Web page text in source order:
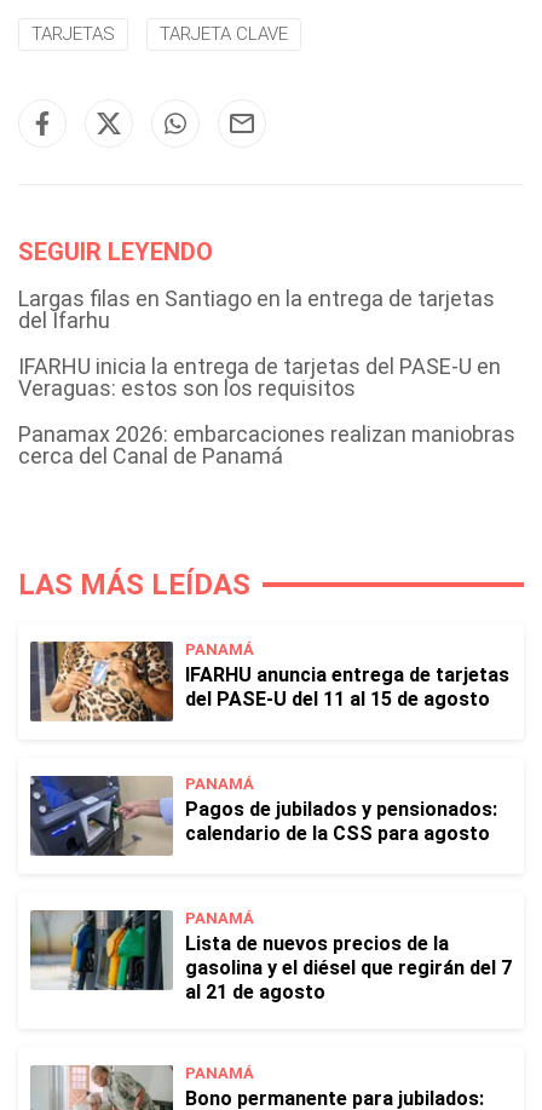
TARJETAS TARJETA CLAVE
SEGUIR LEYENDO
Largas filas en Santiago en la entrega de tarjetas
del Ifarhu
IFARHU inicia la entrega de tarjetas del PASE-U en
Veraguas: estos son los requisitos
Panamax 2026: embarcaciones realizan maniobras
cerca del Canal de Panamá
LAS MÁS LEÍDAS
PANAMÁ
IFARHU anuncia entrega de tarjetas
del PASE-U del 11 al 15 de agosto
PANAMÁ
Pagos de jubilados y pensionados:
calendario de la CSS para agosto
PANAMÁ
Lista de nuevos precios de la
gasolina y el diésel que regirán del 7
al 21 de agosto
PANAMÁ
Bono permanente para jubilados: